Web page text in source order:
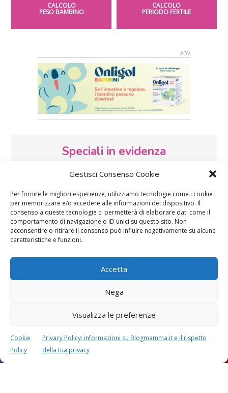
Gestisci Consenso Cookie
Per fornire le migliori esperienze, utilizziamo tecnologie come i cookie
per memorizzare e/o accedere alle informazioni del dispositivo. Il
consenso a queste tecnologie ci permetterà di elaborare dati come il
comportamento di navigazione o ID unici su questo sito. Non
acconsentire o ritirare il consenso può influire negativamente su alcune
caratteristiche e funzioni.
Accetta
Nega
Visualizza le preferenze
Cookie
Policy
Privacy Policy: informazioni su Blogmamma.it e il rispetto
della tua privacy
CALCOLO
PESO BAMBINO
CALCOLO
PERIODO FERTILE
Speciali in evidenza
Vaccini SOS Pediatra
d’auguri, filastrocche